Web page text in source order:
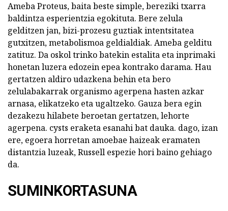
Ameba Proteus, baita beste simple, bereziki txarra
baldintza esperientzia egokituta. Bere zelula
gelditzen jan, bizi-prozesu guztiak intentsitatea
gutxitzen, metabolismoa geldialdiak. Ameba gelditu
zatituz. Da oskol trinko batekin estalita eta inprimaki
honetan luzera edozein epea kontrako darama. Hau
gertatzen aldiro udazkena behin eta bero
zelulabakarrak organismo agerpena hasten azkar
arnasa, elikatzeko eta ugaltzeko. Gauza bera egin
dezakezu hilabete beroetan gertatzen, lehorte
agerpena. cysts eraketa esanahi bat dauka. dago, izan
ere, egoera horretan amoebae haizeak eramaten
distantzia luzeak, Russell espezie hori baino gehiago
da.
SUMINKORTASUNA